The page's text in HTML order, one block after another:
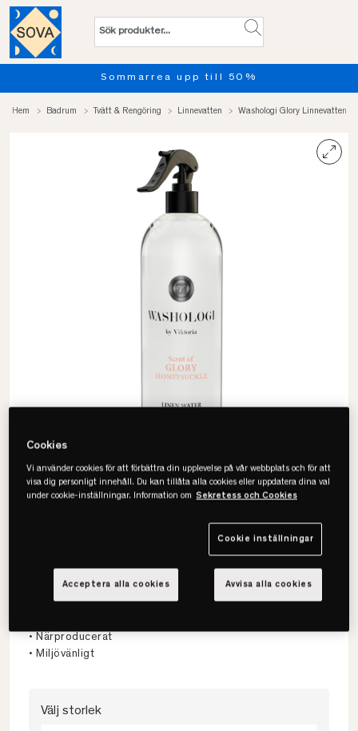
Sommarrea upp till 50%
Hem Badrum Tvätt & Rengöring Linnevatten Washologi Glory Linnevatten
Washologi
Glory Linnevatten
• Närproducerat
• Miljövänligt
Välj storlek
Cookies
Vi använder cookies för att förbättra din upplevelse på vår webbplats och för att
visa dig personligt innehåll. Du kan tillåta alla cookies eller uppdatera dina val
under cookie-inställningar. Information om Sekretess och Cookies
Cookie inställningar
Avvisa alla cookies
Acceptera alla cookies